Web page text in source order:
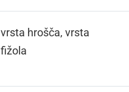
vrsta hrošča, vrsta
fižola